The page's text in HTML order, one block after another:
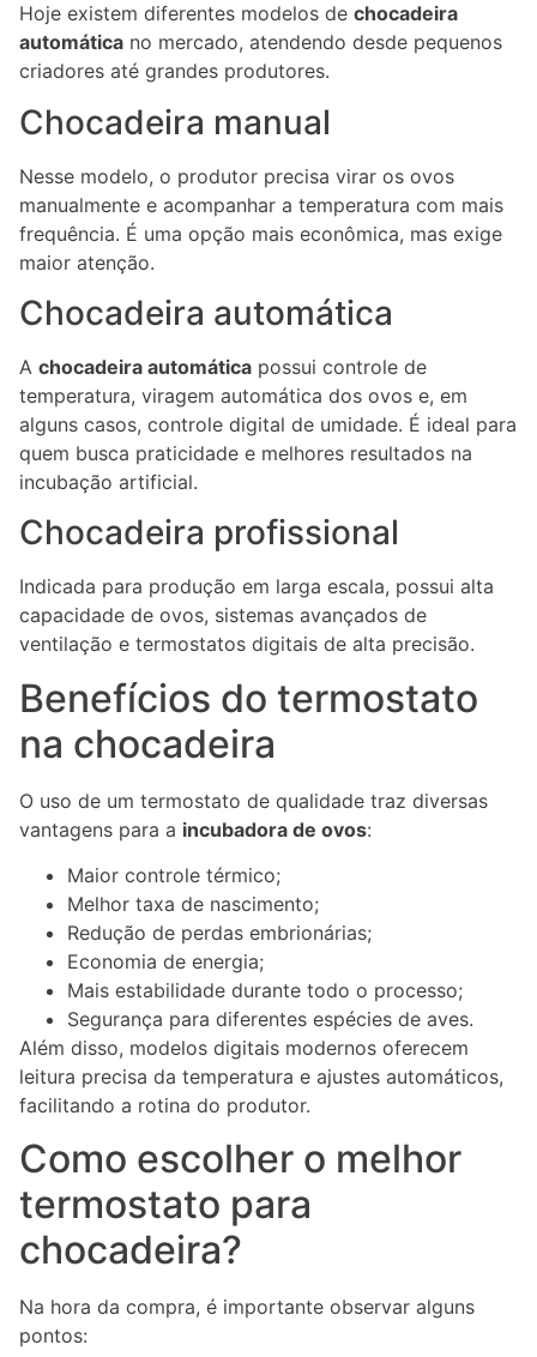
Hoje existem diferentes modelos de chocadeira
automática no mercado, atendendo desde pequenos
criadores até grandes produtores.
Chocadeira manual
Nesse modelo, o produtor precisa virar os ovos
manualmente e acompanhar a temperatura com mais
frequência. É uma opção mais econômica, mas exige
maior atenção.
Chocadeira automática
A chocadeira automática possui controle de
temperatura, viragem automática dos ovos e, em
alguns casos, controle digital de umidade. É ideal para
quem busca praticidade e melhores resultados na
incubação artificial.
Chocadeira profissional
Indicada para produção em larga escala, possui alta
capacidade de ovos, sistemas avançados de
ventilação e termostatos digitais de alta precisão.
Benefícios do termostato
na chocadeira
O uso de um termostato de qualidade traz diversas
vantagens para a incubadora de ovos:
Maior controle térmico;
Melhor taxa de nascimento;
Redução de perdas embrionárias;
Economia de energia;
Mais estabilidade durante todo o processo;
Segurança para diferentes espécies de aves.
Além disso, modelos digitais modernos oferecem
leitura precisa da temperatura e ajustes automáticos,
facilitando a rotina do produtor.
Como escolher o melhor
termostato para
chocadeira?
Na hora da compra, é importante observar alguns
pontos: